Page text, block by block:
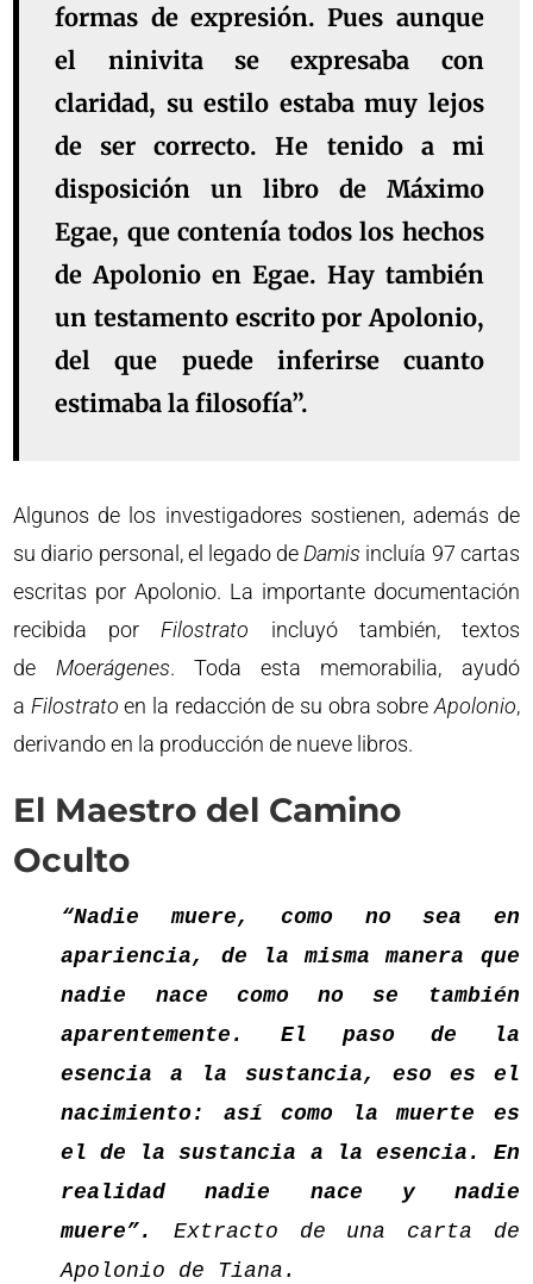
formas de expresión. Pues aunque
el ninivita se expresaba con
claridad, su estilo estaba muy lejos
de ser correcto. He tenido a mi
disposición un libro de Máximo
Egae, que contenía todos los hechos
de Apolonio en Egae. Hay también
un testamento escrito por Apolonio,
del que puede inferirse cuanto
estimaba la filosofía”.
Algunos de los investigadores sostienen, además de
su diario personal, el legado de Damis incluía 97 cartas
escritas por Apolonio. La importante documentación
recibida por Filostrato incluyó también, textos
de Moerágenes. Toda esta memorabilia, ayudó
a Filostrato en la redacción de su obra sobre Apolonio,
derivando en la producción de nueve libros.
El Maestro del Camino
Oculto
“Nadie muere, como no sea en
apariencia, de la misma manera que
nadie nace como no se también
aparentemente. El paso de la
esencia a la sustancia, eso es el
nacimiento: así como la muerte es
el de la sustancia a la esencia. En
realidad nadie nace y nadie
muere”.
Extracto de una carta de
Apolonio de Tiana.